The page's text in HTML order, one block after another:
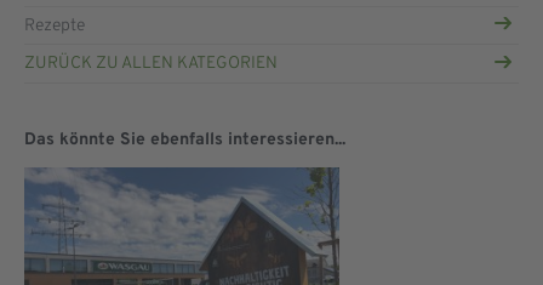
Rezepte
ZURÜCK ZU ALLEN KATEGORIEN
Das könnte Sie ebenfalls interessieren...